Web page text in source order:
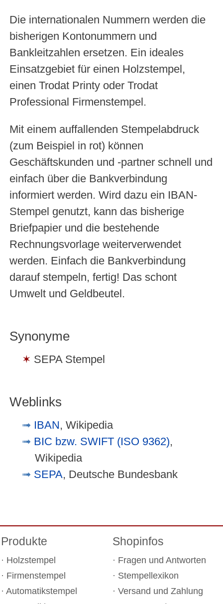
Die internationalen Nummern werden die
bisherigen Kontonummern und
Bankleitzahlen ersetzen. Ein ideales
Einsatzgebiet für einen Holzstempel,
einen Trodat Printy oder Trodat
Professional Firmenstempel.
Mit einem auffallenden Stempelabdruck
(zum Beispiel in rot) können
Geschäftskunden und -partner schnell und
einfach über die Bankverbindung
informiert werden. Wird dazu ein IBAN-
Stempel genutzt, kann das bisherige
Briefpapier und die bestehende
Rechnungsvorlage weiterverwendet
werden. Einfach die Bankverbindung
darauf stempeln, fertig! Das schont
Umwelt und Geldbeutel.
Synonyme
SEPA Stempel
Weblinks
IBAN, Wikipedia
BIC bzw. SWIFT (ISO 9362),
Wikipedia
SEPA, Deutsche Bundesbank
Produkte
Holzstempel
Firmenstempel
Automatikstempel
Shopinfos
Fragen und Antworten
Stempellexikon
Versand und Zahlung